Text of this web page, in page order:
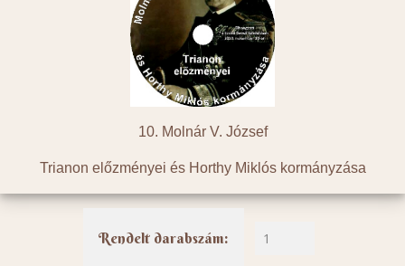
10. Molnár V. József
Trianon előzményei és Horthy Miklós kormányzása
Rendelt darabszám: